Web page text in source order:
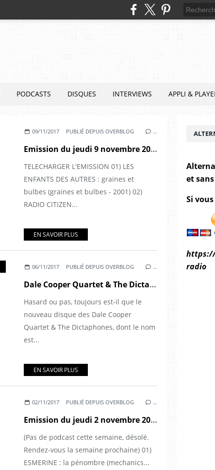
PODCASTS DISQUES INTERVIEWS APPLI &
09/11/2017 PUBLIÉ DEPUIS OVERBLOG …
Emission du jeudi 9 novembre 2017
TELECHARGER L'EMISSION 01) LES
ENFANTS DES AUTRES : graines et
bulbes (graines et bulbes - 2001) 02)
RADIO CITIZEN...
EN SAVOIR PLUS
06/11/2017 PUBLIÉ DEPUIS OVERBLOG …
Dale Cooper Quartet & The Dictaphones - "astrild astrild" (2017)ch
Hasard ou pas, toujours est-il que le
nouveau disque des Dale Cooper
Quartet & The Dictaphones, dont le nom
est...
EN SAVOIR PLUS
02/11/2017 PUBLIÉ DEPUIS OVERBLOG …
Emission du jeudi 2 novembre 2017
(Pas de podcast cette semaine, désolé.
Rendez-vous la semaine prochaine) 01)
ESMERINE : la pénombre (mechanics...
et
Si
radio